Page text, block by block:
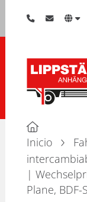
Inicio
|
Plane,